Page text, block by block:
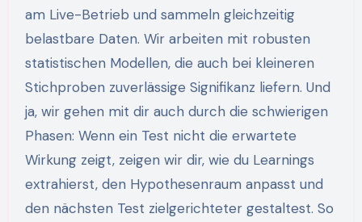
am Live-Betrieb und sammeln gleichzeitig
belastbare Daten. Wir arbeiten mit robusten
statistischen Modellen, die auch bei kleineren
Stichproben zuverlässige Signifikanz liefern. Und
ja, wir gehen mit dir auch durch die schwierigen
Phasen: Wenn ein Test nicht die erwartete
Wirkung zeigt, zeigen wir dir, wie du Learnings
extrahierst, den Hypothesenraum anpasst und
den nächsten Test zielgerichteter gestaltest. So